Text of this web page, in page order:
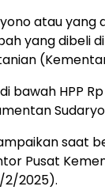
atau yang
yang dibeli
bawah HPP
saat
Pusat
2/2025).